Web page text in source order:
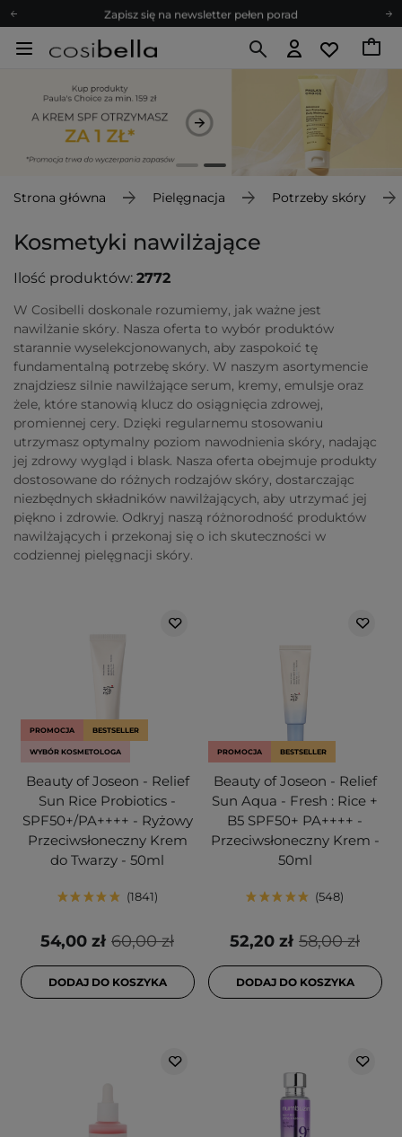
Zapisz się na newsletter pełen porad
Bezpłatne konsultacje kosmetologiczne
Poleć nas i zyskaj jeszcze więcej punktów
Zapisz się na newsletter pełen porad
Strona główna Pielęgnacja Potrzeby skóry
Kosmetyki nawilżające
Ilość produktów: 2772
W Cosibelli doskonale rozumiemy, jak ważne jest
nawilżanie skóry. Nasza oferta to wybór produktów
starannie wyselekcjonowanych, aby zaspokoić tę
fundamentalną potrzebę skóry. W naszym asortymencie
znajdziesz silnie nawilżające serum, kremy, emulsje oraz
żele, które stanowią klucz do osiągnięcia zdrowej,
promiennej cery. Dzięki regularnemu stosowaniu
utrzymasz optymalny poziom nawodnienia skóry, nadając
jej zdrowy wygląd i blask. Nasza oferta obejmuje produkty
dostosowane do różnych rodzajów skóry, dostarczając
niezbędnych składników nawilżających, aby utrzymać jej
piękno i zdrowie. Odkryj naszą różnorodność produktów
nawilżających i przekonaj się o ich skuteczności w
codziennej pielęgnacji skóry.
PROMOCJA BESTSELLER
WYBÓR KOSMETOLOGA
Beauty of Joseon - Relief
Sun Rice Probiotics -
SPF50+/PA++++ - Ryżowy
Przeciwsłoneczny Krem
do Twarzy - 50ml
1841
60,00 zł
54,00 zł
DODAJ DO KOSZYKA
PROMOCJA BESTSELLER
Beauty of Joseon - Relief
Sun Aqua - Fresh : Rice +
B5 SPF50+ PA++++ -
Przeciwsłoneczny Krem -
50ml
548
58,00 zł
52,20 zł
DODAJ DO KOSZYKA